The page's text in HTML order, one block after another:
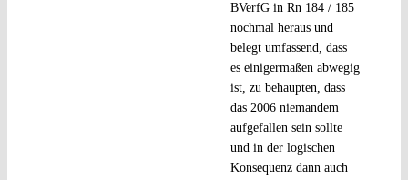
BVerfG in Rn 184 / 185
nochmal heraus und
belegt umfassend, dass
es einigermaßen abwegig
ist, zu behaupten, dass
das 2006 niemandem
aufgefallen sein sollte
und in der logischen
Konsequenz dann auch